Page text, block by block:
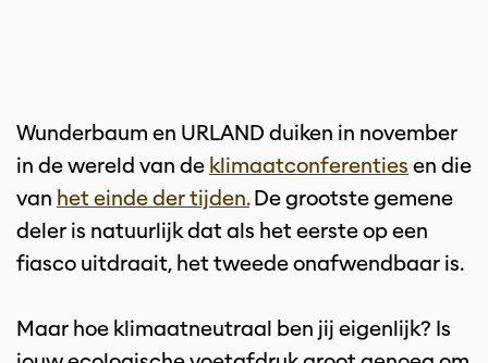
Wunderbaum en URLAND duiken in november
in de wereld van de klimaatconferenties en die
van het einde der tijden.De grootste gemene
deler is natuurlijk dat als het eerste op een
fiasco uitdraait, het tweede onafwendbaar is.
Maar hoe klimaatneutraal ben jij eigenlijk? Is